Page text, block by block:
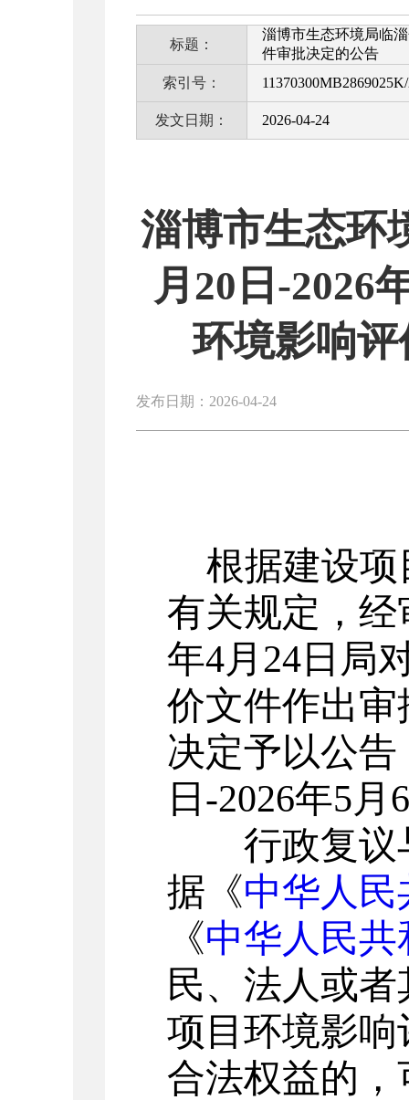
标题：
淄博市生态环境局临
件审批决定的公告
索引号：
发文日期： 2026-04-24
淄博市生态环
月20日-2026
环境影响
发布日期：2026-04-24
根据建设
有关规定，经
年4月24日局
价文件作出
决定予以公告
日-2026年5
行政复议
据《中华人
《中华人民
民、法人或
项目环境影
合法权益的